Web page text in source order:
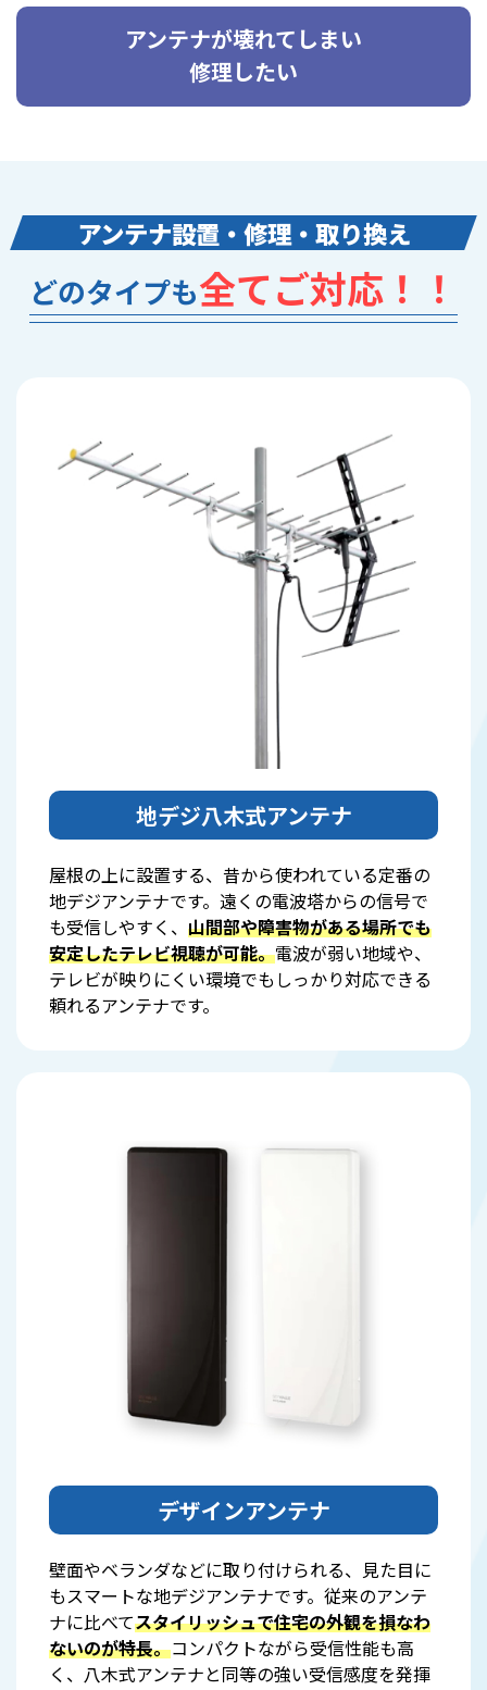
アンテナが壊れてしまい
修理したい
アンテナ設置・修理・取り換え
どのタイプも全てご対応！！
地デジ八木式アンテナ
屋根の上に設置する、昔から使われている定番の
地デジアンテナです。遠くの電波塔からの信号で
も受信しやすく、 山間部や障害物がある場所でも
安定したテレビ視聴が可能。電波が弱い地域や、
テレビが映りにくい環境でもしっかり対応できる
頼れるアンテナです。
デザインアンテナ
壁面やベランダなどに取り付けられる、見た目に
もスマートな地デジアンテナです。従来のアンテ
ナに比べてスタイリッシュで住宅の外観を損なわ
ないのが特長。コンパクトながら受信性能も高
く、八木式アンテナと同等の強い受信感度を発揮